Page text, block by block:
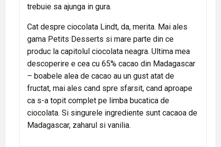
trebuie sa ajunga in gura.
Cat despre ciocolata Lindt, da, merita. Mai ales
gama Petits Desserts si mare parte din ce
produc la capitolul ciocolata neagra. Ultima mea
descoperire e cea cu 65% cacao din Madagascar
– boabele alea de cacao au un gust atat de
fructat, mai ales cand spre sfarsit, cand aproape
ca s-a topit complet pe limba bucatica de
ciocolata. Si singurele ingrediente sunt cacaoa de
Madagascar, zaharul si vanilia.